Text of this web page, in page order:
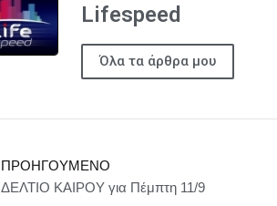
Lifespeed
Όλα τα άρθρα μου
ΠΡΟΗΓΟΎΜΕΝΟ
ΔΕΛΤΙΟ ΚΑΙΡΟΥ για Πέμπτη 11/9